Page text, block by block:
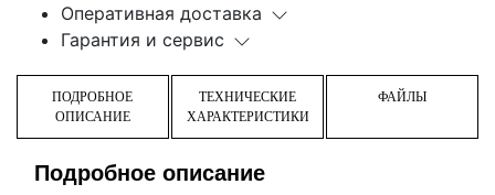
Оперативная доставка
Гарантия и сервис
ПОДРОБНОЕ
ОПИСАНИЕ
ТЕХНИЧЕСКИЕ
ХАРАКТЕРИСТИКИ
ФАЙЛЫ
Подробное описание